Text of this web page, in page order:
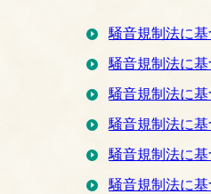
騒音規制法に
騒音規制法に
騒音規制法に
騒音規制法に
騒音規制法に
騒音規制法に